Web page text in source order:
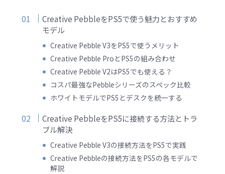
Creative PebbleをPS5で使う魅力とおすすめ
モデル
Creative Pebble V3をPS5で使うメリット
Creative Pebble ProとPS5の組み合わせ
Creative Pebble V2はPS5でも使える？
コスパ最強なPebbleシリーズのスペック比較
ホワイトモデルでPS5とデスクを統一する
Creative PebbleをPS5に接続する方法とトラ
ブル解決
Creative Pebble V3の接続方法をPS5で実践
Creative Pebbleの接続方法をPS5の各モデルで
解説